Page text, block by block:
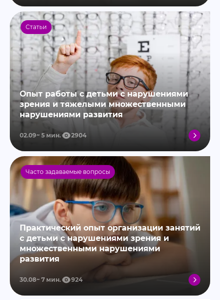
Статьи
Опыт работы с детьми с нарушениями
зрения и тяжелыми множественными
нарушениями развития
02.09 5 мин. 2904
Часто задаваемые вопросы
Практический опыт организации занятий
с детьми с нарушениями зрения и
множественными нарушениями
развития
30.08 7 мин. 924